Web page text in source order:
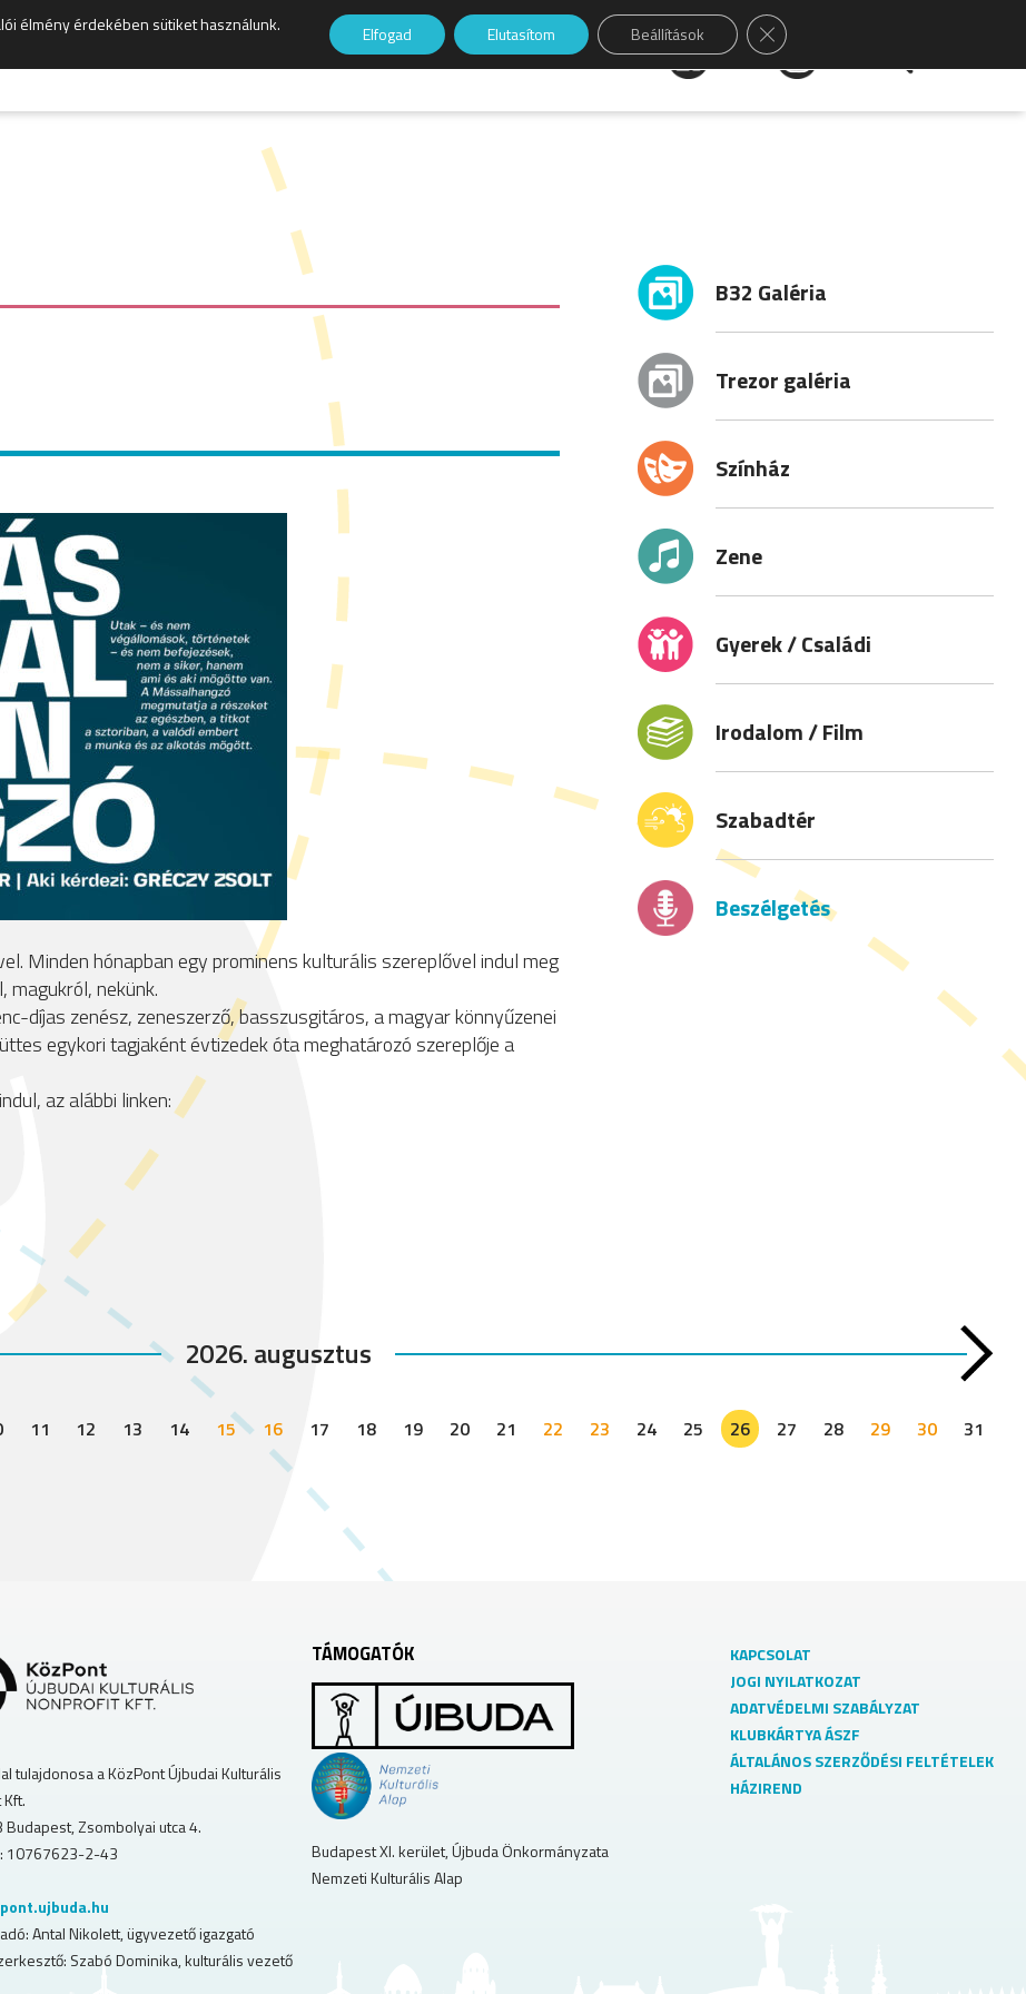
Minden hónapban egy prominens kulturális szereplővel indul meg
nekünk.
díjas zenész, zeneszerző, basszusgitáros, a magyar könnyűzenei
egykori tagjaként évtizedek óta meghatározó szereplője a
az alábbi linken:
B32 Galéria
Trezor galéria
Színház
Zene
Gyerek / Családi
Irodalom / Film
Szabadtér
Beszélgetés
2026. augusztus
11 12 13 14 15 16 17 18 19 20 21 22 23 24 25 26 27 28 29 30 31
tulajdonosa a KözPont Újbudai Kulturális
Budapest, Zsombolyai utca 4.
10767623-2-43
Antal Nikolett, ügyvezető igazgató
Szabó Dominika, kulturális vezető
TÁMOGATÓK
Budapest XI. kerület, Újbuda Önkormányzata
Nemzeti Kulturális Alap
KAPCSOLAT
JOGI NYILATKOZAT
ADATVÉDELMI SZABÁLYZAT
KLUBKÁRTYA ÁSZF
ÁLTALÁNOS SZERZŐDÉSI FELTÉTELEK
HÁZIREND
élmény érdekében sütiket használunk.
Elfogad Elutasítom Beállítások Close GDPR Cookie Banner